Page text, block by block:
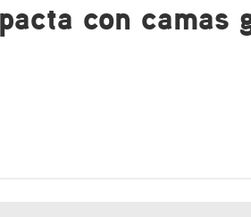
con camas